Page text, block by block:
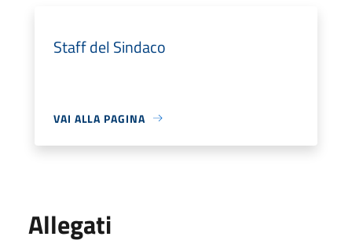
Staff del Sindaco
VAI ALLA PAGINA
Allegati